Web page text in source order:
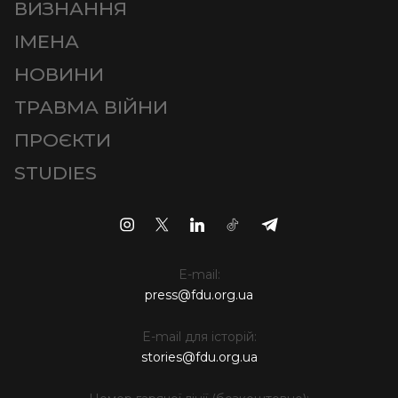
ВИЗНАННЯ
ІМЕНА
НОВИНИ
ТРАВМА ВІЙНИ
ПРОЄКТИ
STUDIES
E-mail:
press@fdu.org.ua
E-mail для історій:
stories@fdu.org.ua